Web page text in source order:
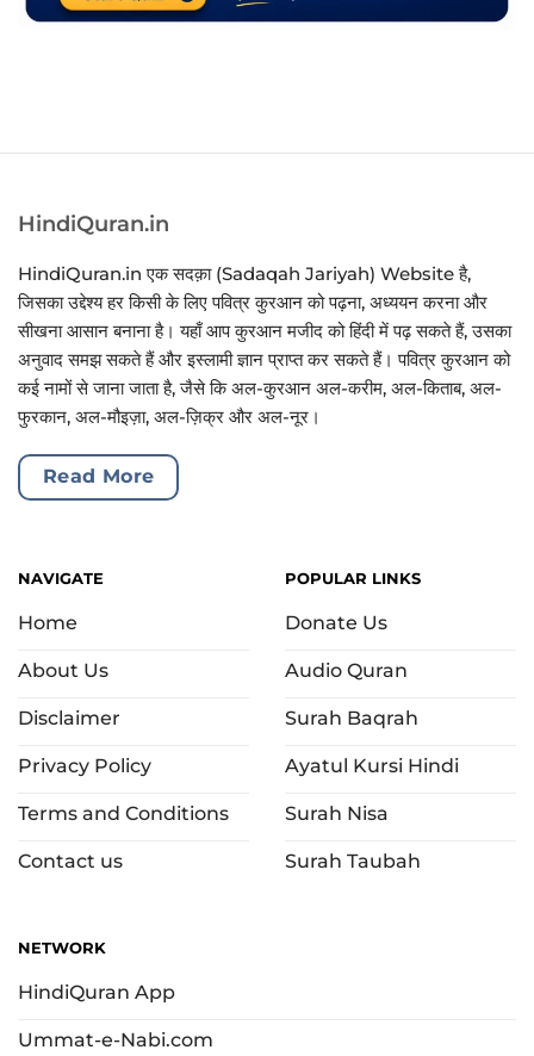
HindiQuran.in
HindiQuran.in एक सदक़ा (Sadaqah Jariyah) Website है,
जिसका उद्देश्य हर किसी के लिए पवित्र कुरआन को पढ़ना, अध्ययन करना और
सीखना आसान बनाना है। यहाँ आप कुरआन मजीद को हिंदी में पढ़ सकते हैं, उसका
अनुवाद समझ सकते हैं और इस्लामी ज्ञान प्राप्त कर सकते हैं। पवित्र कुरआन को
कई नामों से जाना जाता है, जैसे कि अल-कुरआन अल-करीम, अल-किताब, अल-
फुरकान, अल-मौइज़ा, अल-ज़िक्र और अल-नूर।
Read More
NAVIGATE
Home
About Us
Disclaimer
Privacy Policy
Terms and Conditions
Contact us
POPULAR LINKS
Donate Us
Audio Quran
Surah Baqrah
Ayatul Kursi Hindi
Surah Nisa
Surah Taubah
NETWORK
HindiQuran App
Ummat-e-Nabi.com